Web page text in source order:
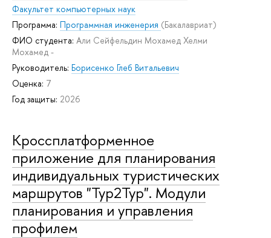
Факультет компьютерных наук
Программа: Программная инженерия (Бакалавриат)
ФИО студента: Али Сейфельдин Мохамед Хелми
Мохамед -
Руководитель: Борисенко Глеб Витальевич
Оценка: 7
Год защиты: 2026
Кроссплатформенное
приложение для планирования
индивидуальных туристических
маршрутов "Тур2Тур". Модули
планирования и управления
профилем